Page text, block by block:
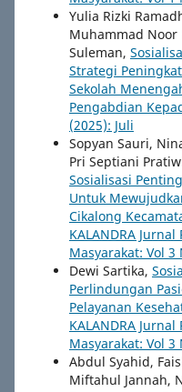
Yulia Rizki
Muhammad Noor
Suleman,
Strategi
Sekolah
Pengabdian
(2025): Juli
Sopyan Sauri,
Pri Septiani
Sosialisasi
Untuk
Cikalong
KALANDRA
Masyarakat: Vol 3
Dewi Sartika,
Perlindungan
Pelayanan
KALANDRA
Masyarakat: Vol 3
Abdul Syahid,
Miftahul Jannah,